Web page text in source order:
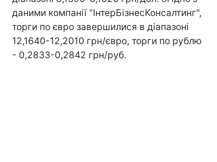
даними компанії "ІнтерБізнесКонсалтинг",
торги по євро завершилися в діапазоні
12,1640-12,2010 грн/євро, торги по рублю
- 0,2833-0,2842 грн/руб.